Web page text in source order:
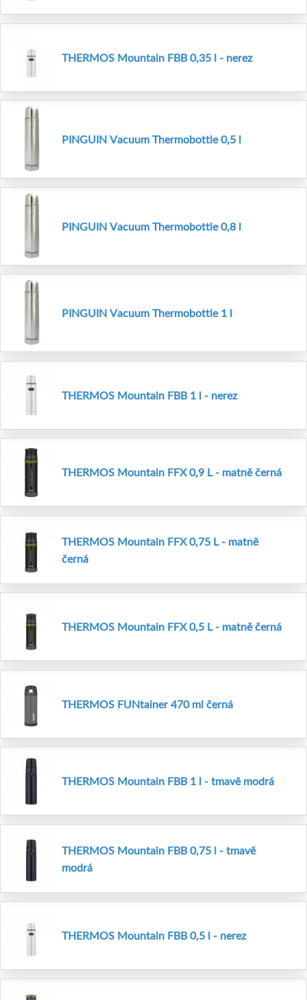
THERMOS Mountain FBB 0,35 l - nerez
PINGUIN Vacuum Thermobottle 0,5 l
PINGUIN Vacuum Thermobottle 0,8 l
PINGUIN Vacuum Thermobottle 1 l
THERMOS Mountain FBB 1 l - nerez
THERMOS Mountain FFX 0,9 L - matně černá
THERMOS Mountain FFX 0,75 L - matně
černá
THERMOS Mountain FFX 0,5 L - matně černá
THERMOS FUNtainer 470 ml černá
THERMOS Mountain FBB 1 l - tmavě modrá
THERMOS Mountain FBB 0,75 l - tmavě
modrá
THERMOS Mountain FBB 0,5 l - nerez